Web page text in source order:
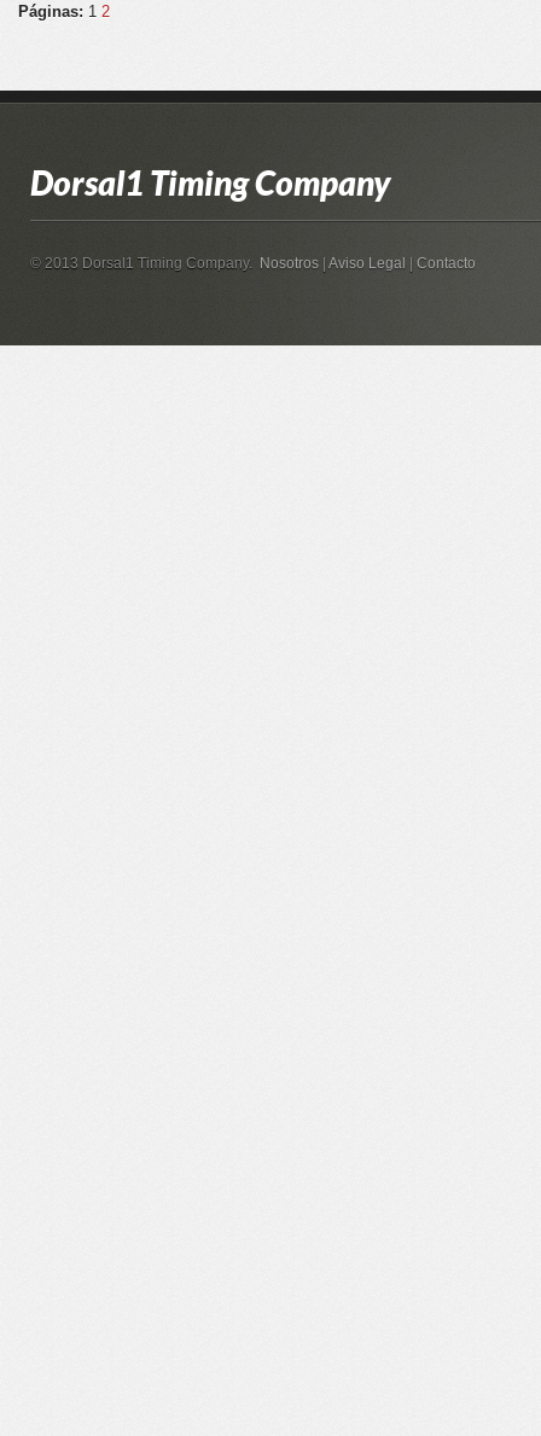
Páginas: 1 2
Dorsal1 Timing Company
© 2013 Dorsal1 Timing Company. Nosotros Aviso Legal Contacto